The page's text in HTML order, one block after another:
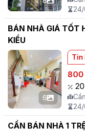
BÁN NHÀ GIÁ TỐT
KIỀU
6
Tin
800
CẦN BÁN NHÀ 1